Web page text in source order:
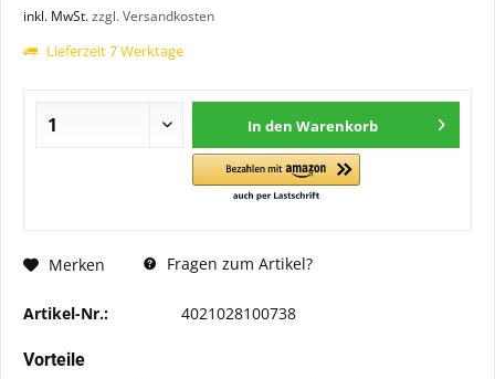
inkl. MwSt.zzgl. Versandkosten
Lieferzeit 7 Werktage
In den Warenkorb
Merken Fragen zum Artikel?
Artikel-Nr.: 4021028100738
Vorteile